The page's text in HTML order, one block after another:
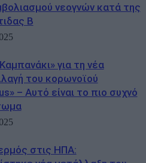
νεογνών κατά της
Β
για τη νέα
του κορωνοϊού
– Αυτό είναι το πιο συχνό
στις ΗΠΑ: